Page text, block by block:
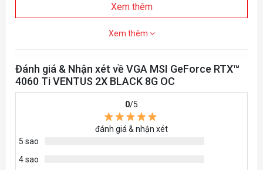
Xem thêm
Xem thêm
Đánh giá & Nhận xét về VGA MSI GeForce RTX™
4060 Ti VENTUS 2X BLACK 8G OC
0/5
đánh giá & nhận xét
5 sao
4 sao